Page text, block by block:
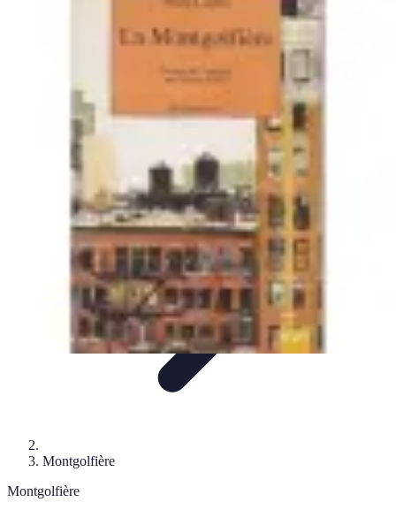
Aventures et Expériences Parapente
Montgolfière
Aventures Aériennes
Montgolfière
Montgolfière